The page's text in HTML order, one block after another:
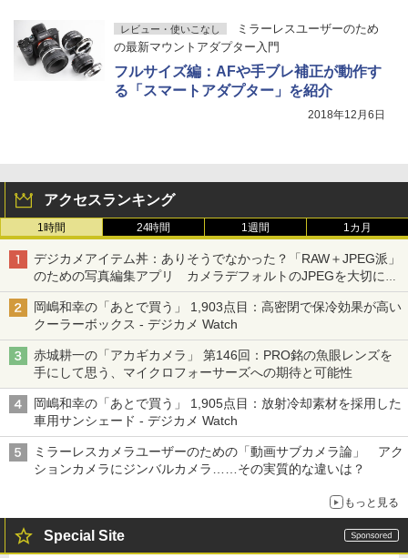
レビュー・使いこなし
ミラーレスユーザーのため
の最新マウントアダプター入門
フルサイズ編：AFや手ブレ補正が動作す
る「スマートアダプター」を紹介
2018年12月6日
アクセスランキング
1時間 24時間 1週間 1カ月
デジカメアイテム丼：ありそうでなかった？「RAW＋JPEG派」
のための写真編集アプリ カメラデフォルトのJPEGを大切にす
る「Filmator」
岡嶋和幸の「あとで買う」 1,903点目：高密閉で保冷効果が高い
クーラーボックス - デジカメ Watch
赤城耕一の「アカギカメラ」 第146回：PRO銘の魚眼レンズを
手にして思う、マイクロフォーサーズへの期待と可能性
岡嶋和幸の「あとで買う」 1,905点目：放射冷却素材を採用した
車用サンシェード - デジカメ Watch
ミラーレスカメラユーザーのための「動画サブカメラ論」 アク
ションカメラにジンバルカメラ……その実質的な違いは？
もっと見る
Special Site